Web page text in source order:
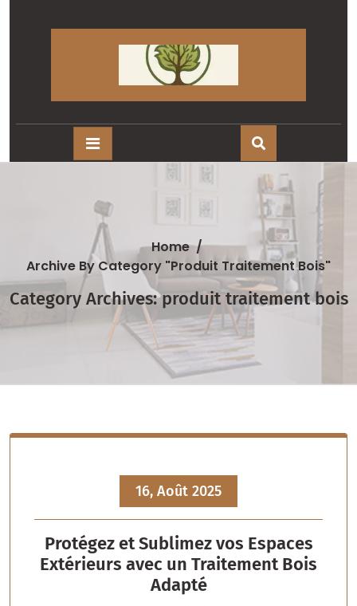
Home/
Archive By Category "produit Traitement Bois"
Category Archives: produit traitement bois
16, Août 2025
Protégez et Sublimez vos Espaces
Extérieurs avec un Traitement Bois
Adapté